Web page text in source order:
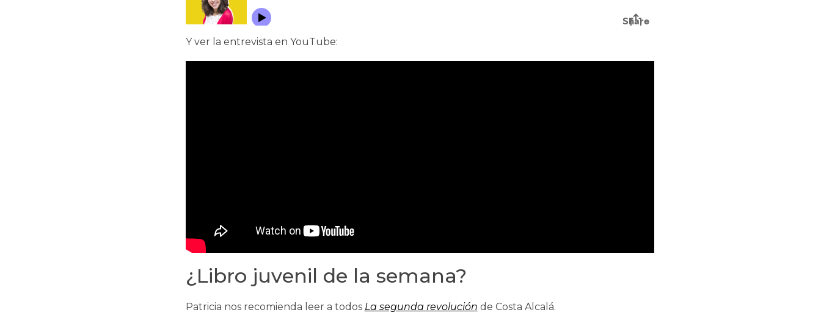
Y ver la entrevista en YouTube:
¿Libro juvenil de la semana?
Patricia nos recomienda leer a todos La segunda revolución de Costa Alcalá.